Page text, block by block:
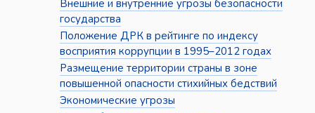
Внешние и внутренние угрозы безопасности
государства
Положение ДРК в рейтинге по индексу
восприятия коррупции в 1995–2012 годах
Размещение территории страны в зоне
повышенной опасности стихийных бедствий
Экономические угрозы